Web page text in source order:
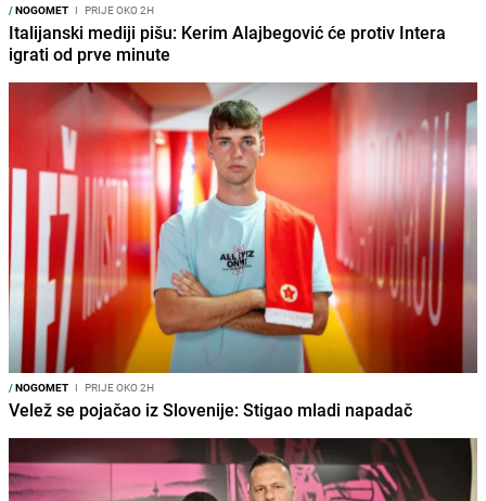
/NOGOMET I PRIJE OKO 2H
Italijanski mediji pišu: Kerim Alajbegović će protiv Intera
igrati od prve minute
/NOGOMET I PRIJE OKO 2H
Velež se pojačao iz Slovenije: Stigao mladi napadač